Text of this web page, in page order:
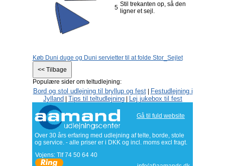
5 Stil trekanten op, så den
ligner et sejl.
Køb Duni duge og Duni servietter til at folde Stor_Sejlet
Populære sider om teltudlejning:
Bord og stol udlejning til bryllup og fest|
Festudlejning i
Jylland
Tips til teltudlejning Lej jukebox til fest
Gå til fuld website
Over 30 års erfaring med udlejning af telte, borde, stole
og service. - alle priser er i DKK og incl. moms excl fragt.
Vojens: Tlf74 50 64 40